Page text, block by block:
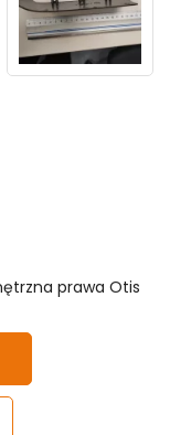
prawa Otis